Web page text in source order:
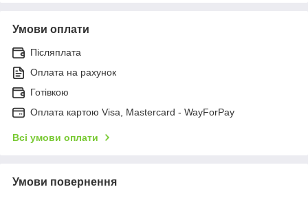
Умови оплати
Післяплата
Оплата на рахунок
Готівкою
Оплата картою Visa, Mastercard - WayForPay
Всі умови оплати
Умови повернення